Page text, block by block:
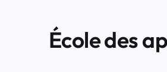
École des